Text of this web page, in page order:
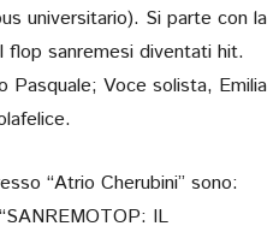
universitario). Si parte con la
flop sanremesi diventati hit.
Pasquale; Voce solista, Emilia
“Atrio Cherubini” sono:
IL